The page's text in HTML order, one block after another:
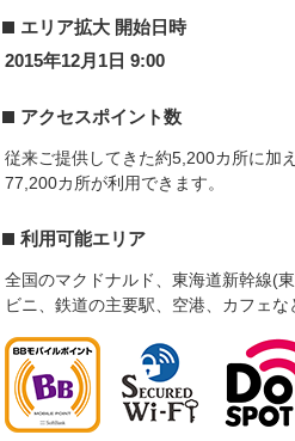
エリア拡大 開始日時
2015年12月1日 9:00
アクセスポイント数
従来ご提供してきた約5,200カ所に加
77,200カ所が利用できます。
利用可能エリア
全国のマクドナルド、東海道新幹線(
ビニ、鉄道の主要駅、空港、カフェ